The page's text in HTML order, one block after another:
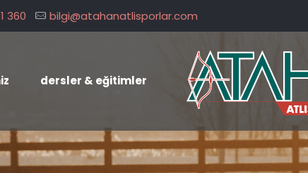
360 bilgi@atahanatlisporlar.com
dersler & eğitimler